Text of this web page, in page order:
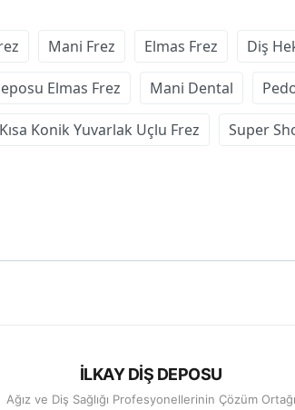
Mani Frez Elmas Frez Diş
Elmas Frez Mani Dental
Konik Yuvarlak Uçlu Frez Super
İLKAY DİŞ DEPOSU
Ağız ve Diş Sağlığı Profesyonellerinin Çözüm Ortağı